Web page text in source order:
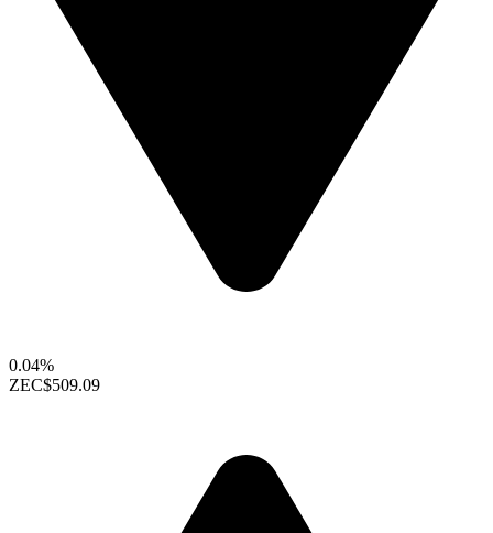
0.04%
ZEC$509.09